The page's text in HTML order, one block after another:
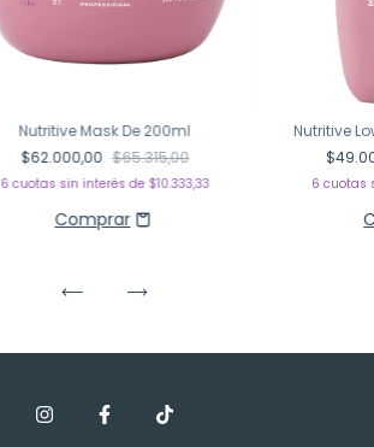
Nutritive Mask De 200ml
$62.000,00 $65.315,00
6 cuotas sin interés de $10.333,33
Nutritive
6 cuotas